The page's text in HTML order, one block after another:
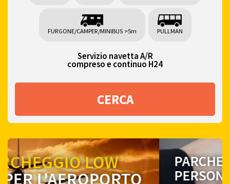
FURGONE/CAMPER/MINIBUS >5m PULLMAN
Servizio navetta A/R
compreso e continuo H24
CERCA
PARCHEGGI
PERSONALMENTE E TI PORTI